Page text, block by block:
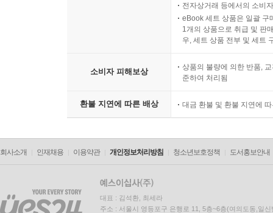
전자상거래 등에서의 소비
eBook 세트 상품은 일괄 구
1개의 상품으로 취급 및 판
우, 세트 상품 전부 및 세트
소비자 피해보상
상품의 불량에 의한 반품,
준하여 처리됨
환불 지연에 따른 배상 대금 환불 및 환불 지연에
회사소개 인재채용 이용약관 개인정보처리방침 청소년보호정책 도서홍보안내
대표 : 김석환, 최세라
주소 : 서울시 영등포구 은행로 11, 5층~6층(여의도동,일신